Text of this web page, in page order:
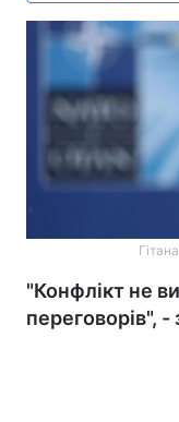
"Конфлікт не
переговорів",